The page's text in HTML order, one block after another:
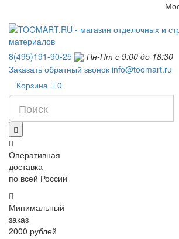
8(495)191-90-25
Пн-Пт с 9:00 до 18:30
Заказать обратный звонок info@toomart.ru
Корзина
0
Оперативная
доставка
по всей России
Минимальный
заказ
2000 рублей